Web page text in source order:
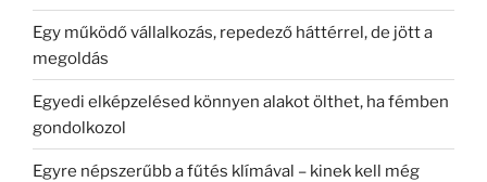
Egy működő vállalkozás, repedező háttérrel, de jött a
megoldás
Egyedi elképzelésed könnyen alakot ölthet, ha fémben
gondolkozol
Egyre népszerűbb a fűtés klímával – kinek kell még